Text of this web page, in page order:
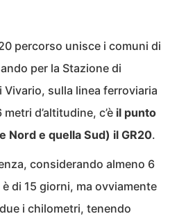
percorso unisce i comuni di
per la Stazione di
sulla linea ferroviaria
d’altitudine, c’è il punto
Nord e quella Sud) il GR20.
considerando almeno 6
di 15 giorni, ma ovviamente
i chilometri, tenendo